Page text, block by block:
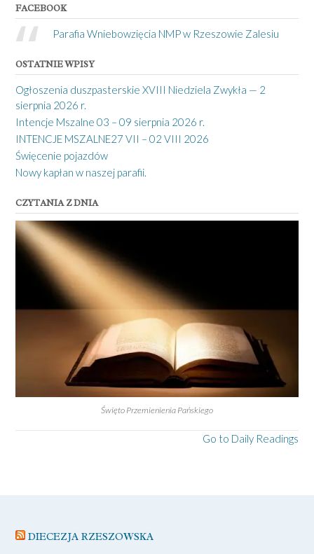
FACEBOOK
Parafia Wniebowzięcia NMP w Rzeszowie Zalesiu
OSTATNIE WPISY
Ogłoszenia duszpasterskie XVIII Niedziela Zwykła — 2
sierpnia 2026 r.
Intencje Mszalne 03 – 09 sierpnia 2026 r.
INTENCJE MSZALNE27 VII – 02 VIII 2026
Święcenie pojazdów
Nowy kapłan w naszej parafii.
CZYTANIA Z DNIA
Święto Przemienienia Pańskiego
Go to Daily Readings
DIECEZJA RZESZOWSKA